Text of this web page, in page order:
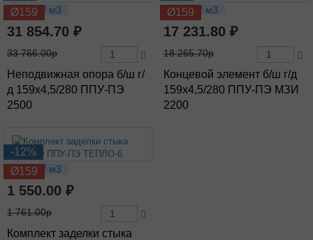
Ø159
82.2 кг / м3
31 854.70 ₽
33 766.00р
Неподвижная опора б/ш г/
д 159х4,5/280 ППУ-ПЭ
2500
Ø159
59.5 кг / м3
17 231.80 ₽
18 265.70р
Концевой элемент б/ш г/д
159х4,5/280 ППУ-ПЭ МЗИ
2200
-12%
Ø159
3.79 кг / м3
1 550.00 ₽
1 761.00р
Комплект заделки стыка